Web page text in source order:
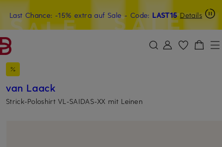
ZUM HAUPTINHALT ÜBERSPRINGEN ZUM SUCHFELD ÜBERSPRINGEN
Last Chance: -15% extra auf Sale- Code: LAST15 Details
15€-Willkommensgutschein mit Beyond sichern
van Laack
Strick-Poloshirt VL-SAIDAS-XX mit Leinen